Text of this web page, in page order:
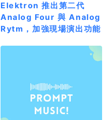
Elektron 推出第二代
Analog Four 與 Analog
Rytm，加強現場演出功能